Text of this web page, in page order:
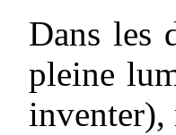
Dans les
pleine
inventer),